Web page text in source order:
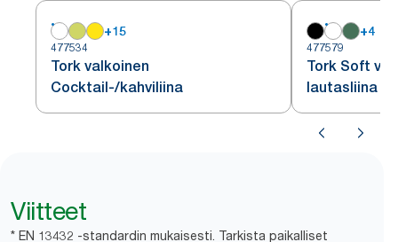
+15
477534
Tork valkoinen
Cocktail-/kahviliina
+4
477579
Tork Soft
lautasliina
Viitteet
* EN 13432 -standardin mukaisesti. Tarkista paikalliset